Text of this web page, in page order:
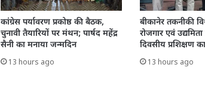
कांग्रेस पर्यावरण प्रकोष्ठ की बैठक,
चुनावी तैयारियों पर मंथन; पार्षद महेंद्र
सैनी का मनाया जन्मदिन
13 hours ago
बीकानेर तकनीकी
रोजगार एवं
दिवसीय प्रशिक्षण
13 hours ago